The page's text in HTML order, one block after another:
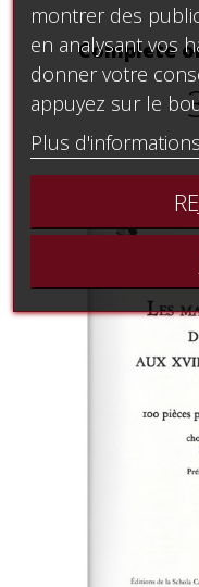
Complete
montrer des
en analysant vos
donner votre
appuyez sur le
Plus d'informations